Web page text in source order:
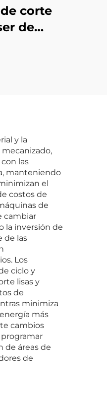
corte
de
y la
las
manteniendo
el
costos de
de
cambiar
la inversión de
de las
Los
ciclo y
lisas y
de
minimiza
más
cambios
de áreas de
de